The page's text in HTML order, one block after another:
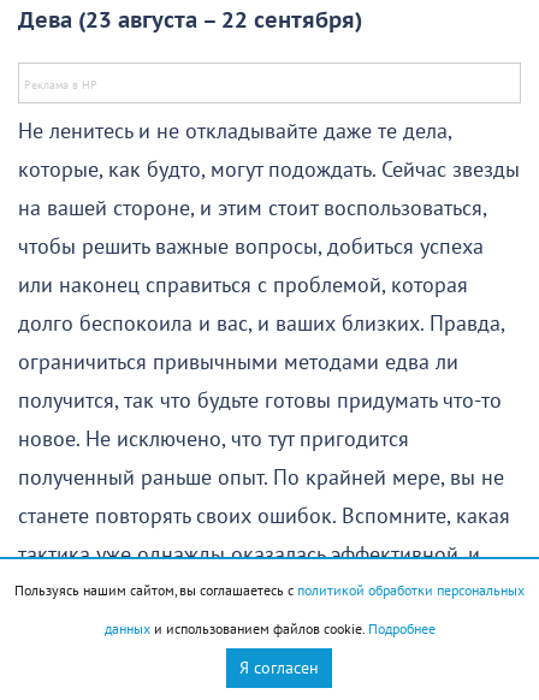
Дева (23 августа – 22 сентября)
Не ленитесь и не откладывайте даже те дела,
которые, как будто, могут подождать. Сейчас звезды
на вашей стороне, и этим стоит воспользоваться,
чтобы решить важные вопросы, добиться успеха
или наконец справиться с проблемой, которая
долго беспокоила и вас, и ваших близких. Правда,
ограничиться привычными методами едва ли
получится, так что будьте готовы придумать что-то
новое. Не исключено, что тут пригодится
полученный раньше опыт. По крайней мере, вы не
станете повторять своих ошибок. Вспомните, какая
тактика уже однажды оказалась эффективной, и
постарайтесь использовать ее снова.
Утро принесет хорошие новости. Они могут
оказаться важными не только для вас, но и для
Пользуясь нашим сайтом, вы соглашаетесь с политикой обработки персональных
данныхи использованием файлов cookie. Подробнее
Я согласен